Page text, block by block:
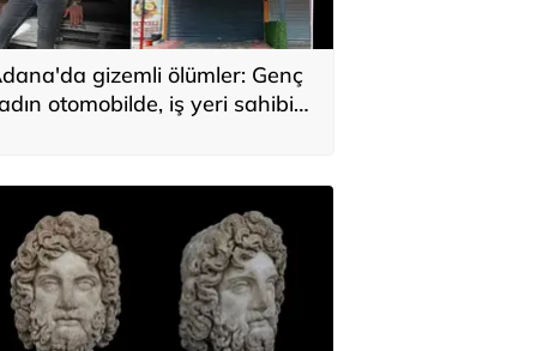
gizemli ölümler: Genç
otomobilde, iş yeri sahibi